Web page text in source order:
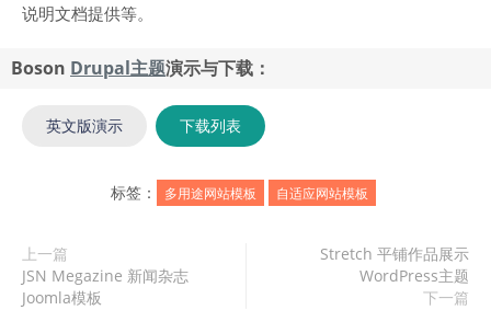
说明文档提供等。
Boson Drupal主题演示与下载：
英文版演示 下载列表
标签： 多用途网站模板 自适应网站模板
上一篇
JSN Megazine 新闻杂志
Joomla模板
Stretch 平铺作品展示
WordPress主题
下一篇